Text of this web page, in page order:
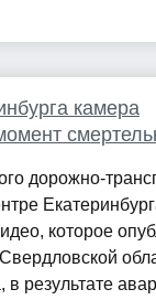
камера
дорожно-
которое
результате